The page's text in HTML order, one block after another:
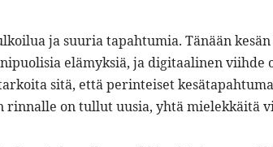
ja suuria tapahtumia. Tänään
elämyksiä, ja digitaalinen viihde
sitä, että perinteiset
on tullut uusia, yhtä mielekkäitä